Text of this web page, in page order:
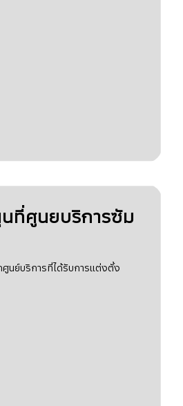
ที่ศูนยบริการซัม
นย์บริการที่ได้รับการแต่งตั้ง